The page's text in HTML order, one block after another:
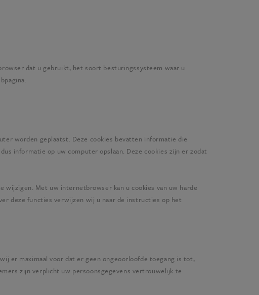
dat u gebruikt, het soort besturingssysteem waar u
worden geplaatst. Deze cookies bevatten informatie die
informatie op uw computer opslaan. Deze cookies zijn er zodat
Met uw internetbrowser kan u cookies van uw harde
deze functies verwijzen wij u naar de instructies op het
er maximaal voor dat er geen ongeoorloofde toegang is tot,
zijn verplicht uw persoonsgegevens vertrouwelijk te